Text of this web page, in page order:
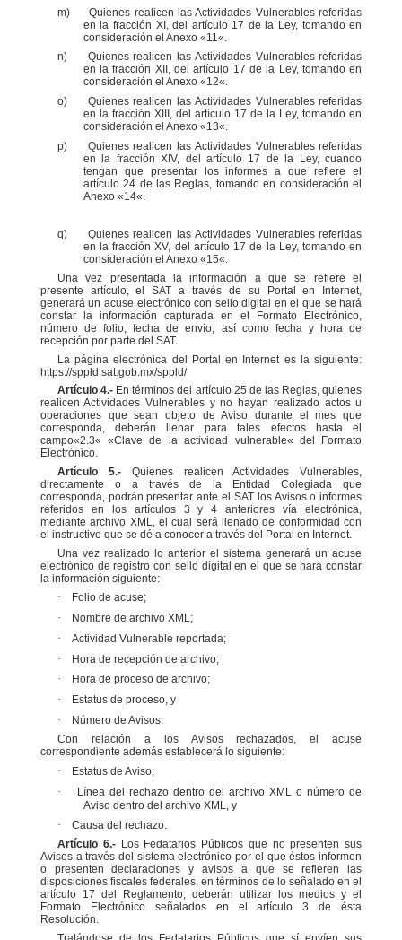
m)
Quienes realicen las Actividades Vulnerables referidas
en la fracción XI, del artículo 17 de la Ley, tomando en
consideración el Anexo «11 «
n)
Quienes realicen las Actividades Vulnerables referidas
en la fracción XII, del artículo 17 de la Ley, tomando en
consideración el Anexo «12«.
o)
Quienes realicen las Actividades Vulnerables referidas
en la fracción XIII, del artículo 17 de la Ley, tomando en
consideración el Anexo «13«.
p)
Quienes realicen las Actividades Vulnerables referidas
en la fracción XIV, del artículo 17 de la Ley, cuando
tengan que presentar los informes a que refiere el
artículo 24 de las Reglas, tomando en consideración el
Anexo «14«
q)
Quienes realicen las Actividades Vulnerables referidas
en la fracción XV, del artículo 17 de la Ley, tomando en
consideración el Anexo «15«.
Una vez presentada la información a que se refiere el
presente artículo, el SAT a través de su Portal en
Internet,
generará un acuse electrónico con sello digital en el que se hará
constar la información capturada en
el Formato Electrónico,
número de folio, fecha de envío, así como fecha y hora de
recepción por parte del SAT.
La página electrónica del Portal en Internet es la siguiente:
https://sppld.sat.gob.mx/sppld/
Artículo 4.- En términos del artículo 25 de las Reglas, quienes
realicen Actividades Vulnerables y no hayan realizado actos u
operaciones que sean objeto de Aviso durante el mes que
corresponda, deberán
llenar para tales efectos hasta el
campo«2.3« «Clave de la actividad vulnerable« del Formato
Electrónico.
Artículo 5.-
Quienes realicen Actividades Vulnerables,
directamente o a través de la Entidad Colegiada
que
corresponda, podrán presentar ante el SAT los Avisos o informes
referidos en los artículos 3 y 4
anteriores vía electrónica,
mediante archivo XML, el cual será llenado de conformidad con
el instructivo que se dé a conocer a través del Portal en Internet.
Una vez realizado lo anterior el sistema generará un acuse
electrónico de registro con sello digital en el que se hará constar
la información siguiente:
· Folio de acuse;
· Nombre de archivo XML;
· Actividad Vulnerable reportada;
· Hora de recepción de archivo;
· Hora de proceso de archivo;
· Estatus de proceso, y
·
Número de Avisos.
Con relación a los Avisos rechazados, el acuse
correspondiente además establecerá lo siguiente:
· Estatus de Aviso;
·
Línea del rechazo dentro del archivo XML o número de
Aviso dentro del archivo XML, y
·
Causa del rechazo.
Artículo 6.- Los Fedatarios Públicos que no presenten sus
Avisos a través del sistema electrónico por el que éstos informen
o presenten declaraciones y avisos a que se refieren las
disposiciones fiscales federales, en términos de lo señalado en el
artículo 17 del Reglamento, deberán utilizar los medios y el
Formato
Electrónico señalados en el artículo 3 de ésta
Resolución.